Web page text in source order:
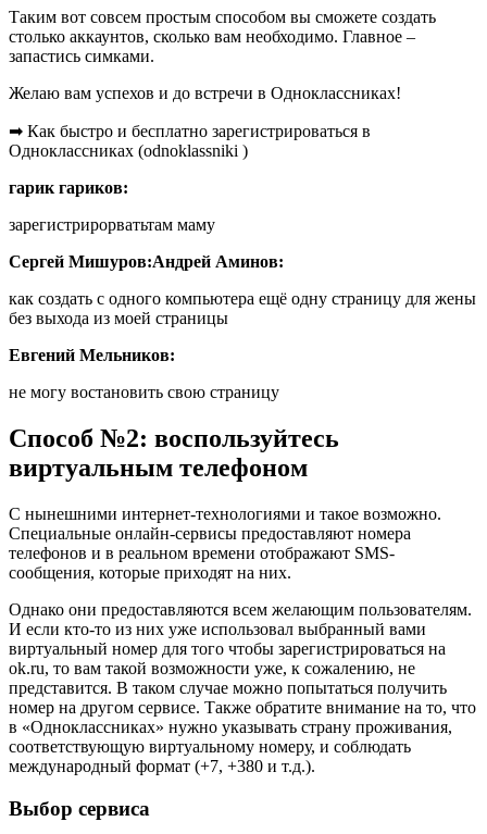
Таким вот совсем простым способом вы сможете создать
столько аккаунтов, сколько вам необходимо. Главное –
запастись симками.
Желаю вам успехов и до встречи в Одноклассниках!
➡ Как быстро и бесплатно зарегистрироваться в
Одноклассниках (odnoklassniki )
гарик гариков:
зарегистрирорватьтам маму
Сергей Мишуров:Андрей Аминов:
как создать с одного компьютера ещё одну страницу для жены
без выхода из моей страницы
Евгений Мельников:
не могу востановить свою страницу
Способ №2: воспользуйтесь
виртуальным телефоном
С нынешними интернет-технологиями и такое возможно.
Специальные онлайн-сервисы предоставляют номера
телефонов и в реальном времени отображают SMS-
сообщения, которые приходят на них.
Однако они предоставляются всем желающим пользователям.
И если кто-то из них уже использовал выбранный вами
виртуальный номер для того чтобы зарегистрироваться на
ok.ru, то вам такой возможности уже, к сожалению, не
представится. В таком случае можно попытаться получить
номер на другом сервисе. Также обратите внимание на то, что
в «Одноклассниках» нужно указывать страну проживания,
соответствующую виртуальному номеру, и соблюдать
международный формат (+7, +380 и т.д.).
Выбор сервиса